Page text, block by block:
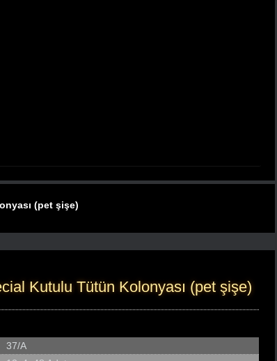
(pet şişe)
Kutulu Tütün Kolonyası (pet şişe)
37/A